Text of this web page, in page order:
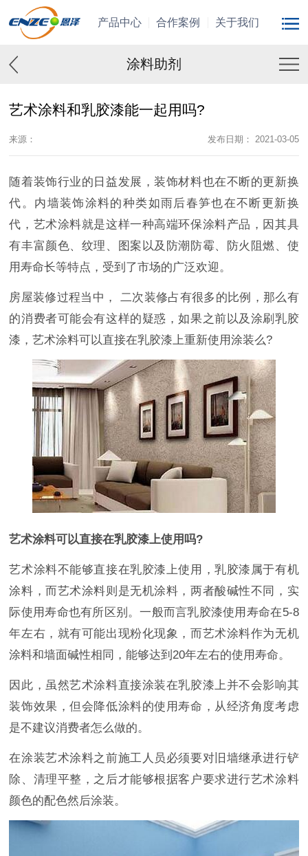
产品中心 合作案例 关于我们
涂料助剂
艺术涂料和乳胶漆能一起用吗?
来源： 发布日期： 2021-03-05
随着装饰行业的日益发展，装饰材料也在不断的更新换
代。内墙装饰涂料的种类如雨后春笋也在不断更新换
代，艺术涂料就是这样一种高端环保涂料产品，因其具
有丰富颜色、纹理、图案以及防潮防霉、防火阻燃、使
用寿命长等特点，受到了市场的广泛欢迎。
房屋装修过程当中， 二次装修占有很多的比例，那么有
的消费者可能会有这样的疑惑，如果之前以及涂刷乳胶
漆，艺术涂料可以直接在乳胶漆上重新使用涂装么?
艺术涂料可以直接在乳胶漆上使用吗?
艺术涂料不能够直接在乳胶漆上使用，乳胶漆属于有机
涂料，而艺术涂料则是无机涂料，两者酸碱性不同，实
际使用寿命也有所区别。一般而言乳胶漆使用寿命在5-8
年左右，就有可能出现粉化现象，而艺术涂料作为无机
涂料和墙面碱性相同，能够达到20年左右的使用寿命。
因此，虽然艺术涂料直接涂装在乳胶漆上并不会影响其
装饰效果，但会降低涂料的使用寿命，从经济角度考虑
是不建议消费者怎么做的。
在涂装艺术涂料之前施工人员必须要对旧墙继承进行铲
除、清理平整，之后才能够根据客户要求进行艺术涂料
颜色的配色然后涂装。